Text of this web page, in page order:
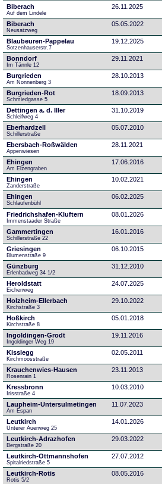
Biberach
Auf dem Lindele
26.11.2025
Biberach
Neusatzweg
05.05.2022
Blaubeuren-Pappelau
Sotzenhauserstr.7
19.12.2025
Bonndorf
Im Tännle 12
29.11.2021
Burgrieden
Am Nonnenberg 3
28.10.2013
Burgrieden-Rot
Schmiedgasse 5
18.09.2013
Dettingen a. d. Iller
Schleifweg 4
31.10.2019
Eberhardzell
Schillerstraße
05.07.2010
Ebersbach-Roßwälden
Appenwiesen
28.11.2021
Ehingen
Am Elzengraben
17.06.2016
Ehingen
Zanderstraße
10.02.2021
Ehingen
Schlaufenbühl
06.02.2025
Friedrichshafen-Kluftern
Immenstaader Straße
08.01.2026
Gammertingen
Schillerstraße 22
16.01.2016
Griesingen
Blumenstraße 9
06.10.2015
Günzburg
Erlenbadweg 34 1/2
31.12.2010
Heroldstatt
Eichenweg
24.07.2025
Holzheim-Ellerbach
Kirchstraße 3
29.10.2022
Hoßkirch
Kirchstraße 8
05.01.2018
Ingoldingen-Grodt
Ingoldinger Weg 19
19.11.2016
Kisslegg
Kirchmoosstraße
02.05.2011
Krauchenwies-Hausen
Rosenrain 1
23.11.2013
Kressbronn
Irisstraße 4
10.03.2010
Laupheim-Untersulmetingen
Am Espan
11.07.2023
Leutkirch
Unterer Auenweg 25
14.01.2026
Leutkirch-Adrazhofen
Bergstraße 20
29.03.2022
Leutkirch-Ottmannshofen
Spitalriedstraße 5
27.07.2012
Leutkirch-Rotis
Rotis 5/2
08.05.2016